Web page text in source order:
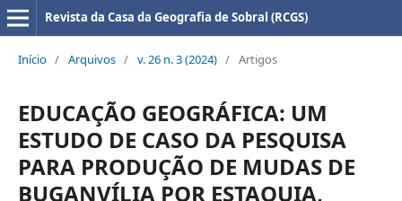
Revista da Casa da Geografia de Sobral (RCGS)
Início / Arquivos / v. 26 n. 3 (2024) / Artigos
EDUCAÇÃO GEOGRÁFICA: UM
ESTUDO DE CASO DA PESQUISA
PARA PRODUÇÃO DE MUDAS DE
BUGANVÍLIA POR ESTAQUIA,